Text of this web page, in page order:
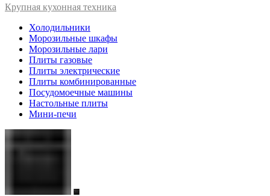
Крупная кухонная техника
Холодильники
Морозильные шкафы
Морозильные лари
Плиты газовые
Плиты электрические
Плиты комбинированные
Посудомоечные машины
Настольные плиты
Мини-печи